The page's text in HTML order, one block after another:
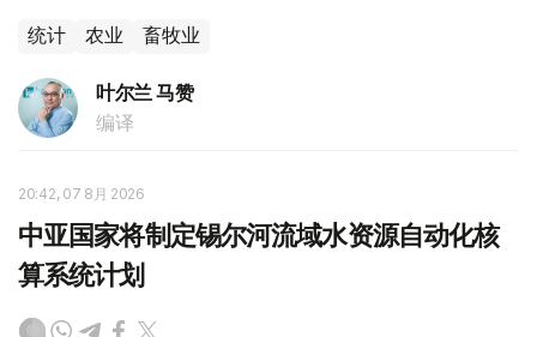
统计 农业 畜牧业
叶尔兰 马赞
编译
20:42, 07 8月 2026
中亚国家将制定锡尔河流域水资源自动化核
算系统计划